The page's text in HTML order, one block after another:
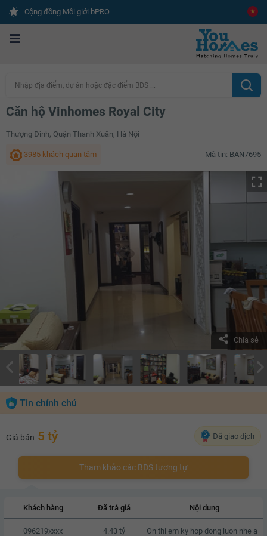
Cộng đồng Môi giới bPRO
Nhập địa điểm, dự án hoặc đặc điểm BĐS ...
Căn hộ Vinhomes Royal City
Thượng Đình, Quận Thanh Xuân, Hà Nội
3985 khách quan tâm Mã tin: BAN7695
Chia sẻ
Tin chính chủ
Giá bán 5 tỷ Đã giao dịch
Tham khảo các BĐS tương tự
Khách hàng Đã trả giá Nội dung
096219xxxx 4.43 tỷ On thi em ky hop dong luon nhe a